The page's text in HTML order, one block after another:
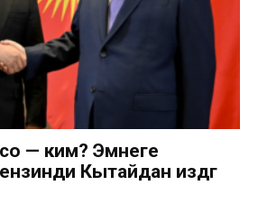
— ким? Эмнеге
Кытайдан издөөгө